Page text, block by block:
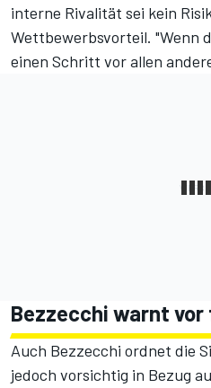
interne Rivalität sei kein
Wettbewerbsvorteil. "Wenn
einen Schritt vor allen
Bezzecchi warnt
Auch Bezzecchi ordnet die
jedoch vorsichtig in Bezug